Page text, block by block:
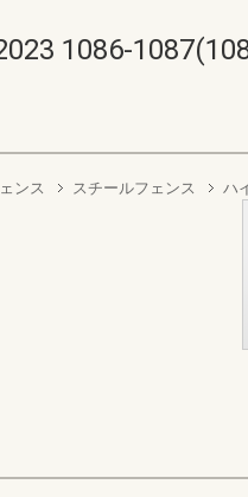
1086-
ンス スチールフェンス ハ